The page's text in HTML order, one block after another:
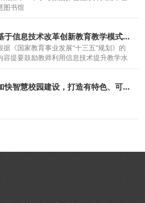
图书馆
基于信息技术改革创新教育教学模式的思路
据《国家教育事业发展“十三五”规划》的
容提要鼓励教师利用信息技术提升教学水
为提高教学质量的重要手段，提倡在教学
加快智慧校园建设，打造有特色、可复制的“科技赋能教育济南范式”